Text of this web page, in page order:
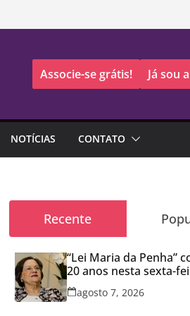
Associe-se grátis! Já sou
NOTÍCIAS CONTATO
Recente
“Lei Maria da Penha”
20 anos nesta sexta-
agosto 7, 2026